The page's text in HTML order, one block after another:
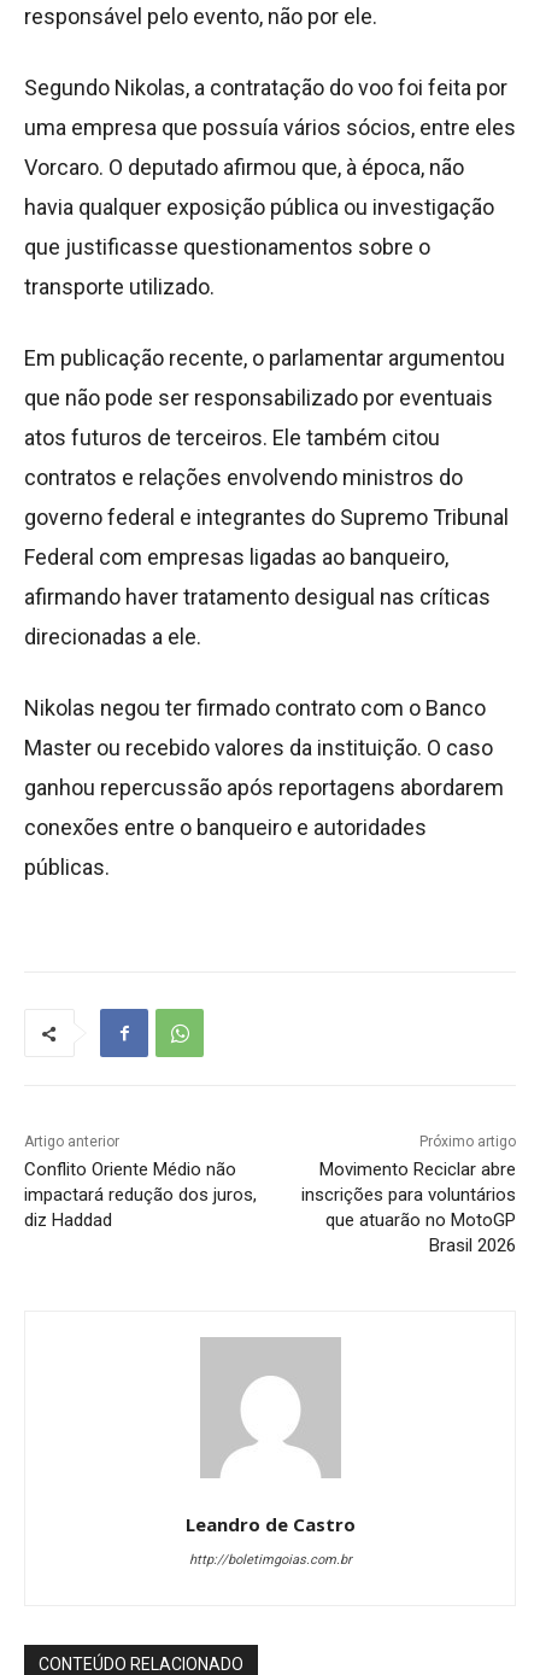
responsável pelo evento, não por ele.
Segundo Nikolas, a contratação do voo foi feita por
uma empresa que possuía vários sócios, entre eles
Vorcaro. O deputado afirmou que, à época, não
havia qualquer exposição pública ou investigação
que justificasse questionamentos sobre o
transporte utilizado.
Em publicação recente, o parlamentar argumentou
que não pode ser responsabilizado por eventuais
atos futuros de terceiros. Ele também citou
contratos e relações envolvendo ministros do
governo federal e integrantes do Supremo Tribunal
Federal com empresas ligadas ao banqueiro,
afirmando haver tratamento desigual nas críticas
direcionadas a ele.
Nikolas negou ter firmado contrato com o Banco
Master ou recebido valores da instituição. O caso
ganhou repercussão após reportagens abordarem
conexões entre o banqueiro e autoridades
públicas.
Artigo anterior
Conflito Oriente Médio não
impactará redução dos juros,
diz Haddad
Próximo artigo
Movimento Reciclar abre
inscrições para voluntários
que atuarão no MotoGP
Brasil 2026
Leandro de Castro
http://boletimgoias.com.br
CONTEÚDO RELACIONADO